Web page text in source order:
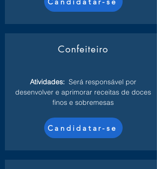
Confeiteiro
Atividades: Será responsável por
desenvolver e aprimorar receitas de doces
finos e sobremesas
Candidatar-se